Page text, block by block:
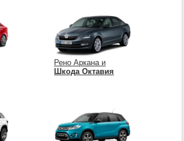
Рено Аркана и
Шкода Октавия